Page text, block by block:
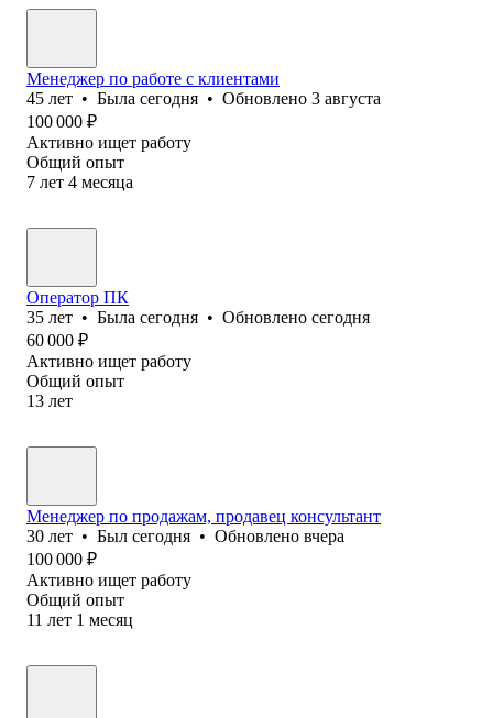
Менеджер по работе с клиентами
45 лет • Была сегодня • Обновлено 3 августа
100 000 ₽
Активно ищет работу
Общий опыт
7 лет 4 месяца
Оператор ПК
35 лет • Была сегодня • Обновлено сегодня
60 000 ₽
Активно ищет работу
Общий опыт
13 лет
Менеджер по продажам, продавец консультант
30 лет • Был сегодня • Обновлено вчера
100 000 ₽
Активно ищет работу
Общий опыт
11 лет 1 месяц